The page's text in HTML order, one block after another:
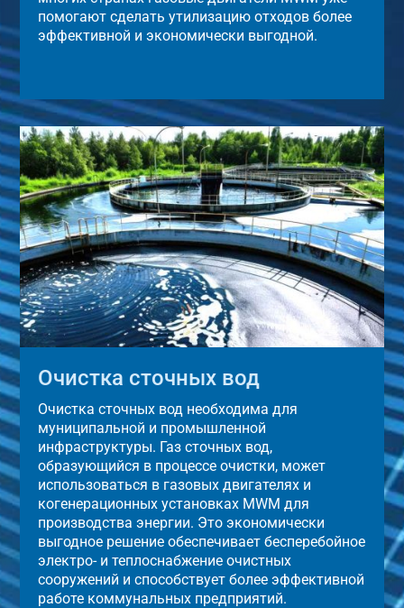
помогают сделать утилизацию отходов более
эффективной и экономически выгодной.
Очистка сточных вод
Очистка сточных вод необходима для
муниципальной и промышленной
инфраструктуры. Газ сточных вод,
образующийся в процессе очистки, может
использоваться в газовых двигателях и
когенерационных установках MWM для
производства энергии. Это экономически
выгодное решение обеспечивает бесперебойное
электро- и теплоснабжение очистных
сооружений и способствует более эффективной
работе коммунальных предприятий.